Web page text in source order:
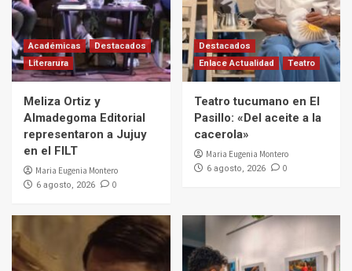
Académicas
Destacados
Literarura
Meliza Ortiz y
Almadegoma Editorial
representaron a Jujuy
en el FILT
Maria Eugenia Montero
6 agosto, 2026 0
Destacados
Enlace Actualidad
Teatro
Teatro tucumano en El
Pasillo: «Del aceite a la
cacerola»
Maria Eugenia Montero
6 agosto, 2026 0